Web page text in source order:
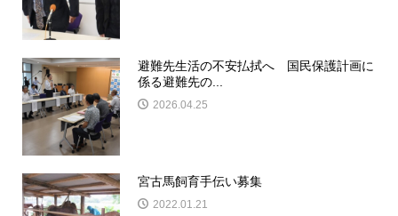
避難先生活の不安払拭へ 国民保護計画に
係る避難先の...
2026.04.25
宮古馬飼育手伝い募集
2022.01.21